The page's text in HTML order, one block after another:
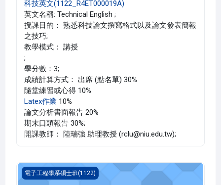
科技英文(1122_R4ET000019A)
英文名稱: Technical English ;
授課目的： 熟悉科技論文撰寫格式以及論文發表簡報
之技巧;
教學模式： 講授
;
學分數：3;
成績計算方式： 出席 (點名單) 30%
隨堂練習或心得 10%
Latex作業 10%
論文分析書面報告 20%
期末口頭報告 30%;
開課教師： 陸瑞強 助理教授 (rclu@niu.edu.tw);
DSP積體電路設計(1122_R4ET000001A)
電子工程學系碩士班(1122)